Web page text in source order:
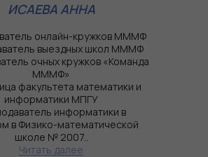
ИСАЕВА АННА
онлайн-кружков МММФ
выездных школ МММФ
очных кружков «Команда
МММФ»
факультета математики и
информатики МПГУ
информатики в
в Физико-математической
школе № 2007..
Читать далее